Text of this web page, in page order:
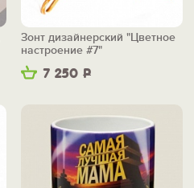
7 250 Р
Зонт дизайнерский "Цветное
настроение #7"